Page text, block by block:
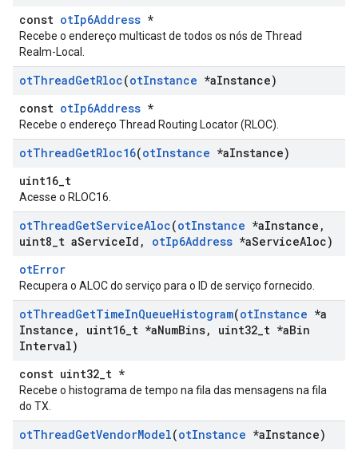
const otIp6Address *
Recebe o endereço multicast de todos os nós de Thread
Realm-Local.
otThreadGetRloc(otInstance *aInstance)
const otIp6Address *
Recebe o endereço Thread Routing Locator (RLOC).
otThreadGetRloc16(otInstance *aInstance)
uint16_t
Acesse o RLOC16.
otThreadGetServiceAloc(otInstance *aInstance ,
uint8 t aServiceId , otIp6Address *aServiceAloc)
otError
Recupera o ALOC do serviço para o ID de serviço fornecido.
otThreadGetTimeInQueueHistogram(otInstance *a
Instance , uint16 t *aNumBins, uint32 t *aBin
Interval)
const uint32_t *
Recebe o histograma de tempo na fila das mensagens na fila
do TX.
otThreadGetVendorModel(otInstance *aInstance)